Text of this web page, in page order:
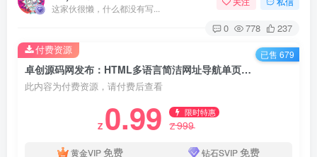
这家伙很懒，什么都没有写...
0 778 237
卓创源码网发布：HTML多语言简洁网址导航单页源码 – 国际化简约设计｜响应式自适应布局｜一键部署运营级导航页
此内容为付费资源，请付费后查看
Z 0.99 限时特惠
Z999
黄金VIP免费 钻石SVIP免费
付费资源 已售 679